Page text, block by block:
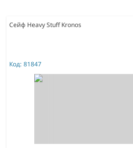
Сейф Heavy Stuff Kronos
Код: 81847